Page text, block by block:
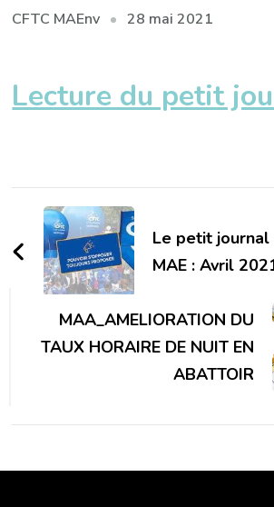
CFTC MAEnv 28 mai 2021
Lecture du petit
Navigation
d'article
Le petit journal
MAE : Avril
MAA_AMELIORATION DU
TAUX HORAIRE DE NUIT EN
ABATTOIR